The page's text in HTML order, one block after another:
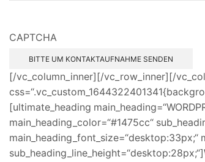
CAPTCHA
[/vc_column_inner][/vc_row_inner][/
[ultimate_heading
main_heading_color=“#1475cc“
main_heading_font_size=“desktop:33px;“
sub_heading_line_height=“desktop:28px;“]